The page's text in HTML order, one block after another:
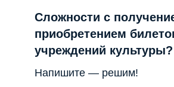
Сложности с
приобретением
учреждений культуры?
Напишите — решим!